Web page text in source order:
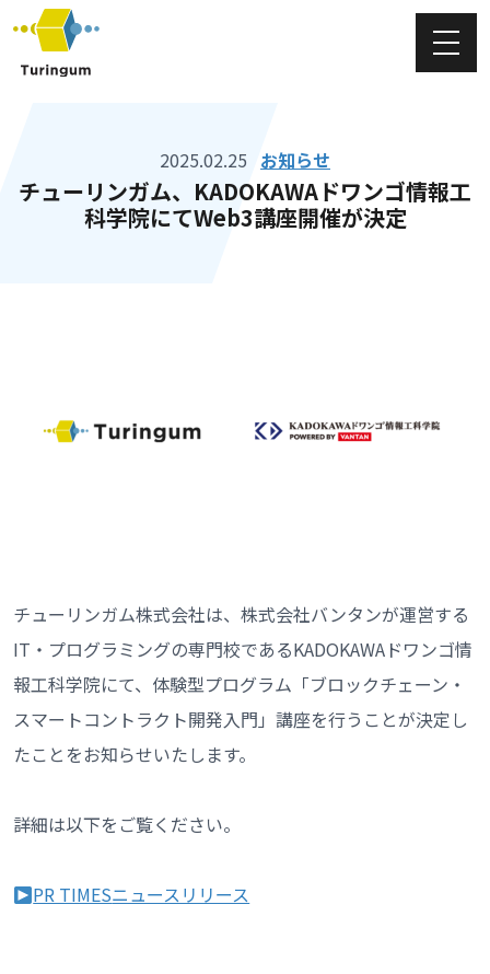
2025.02.25 お知らせ
チューリンガム、KADOKAWAドワンゴ情報工
科学院にてWeb3講座開催が決定
チューリンガム株式会社は、株式会社バンタンが運営する
IT・プログラミングの専門校であるKADOKAWAドワンゴ情
報工科学院にて、体験型プログラム「ブロックチェーン‧
スマートコントラクト開発入門」講座を行うことが決定し
たことをお知らせいたします。
詳細は以下をご覧ください。
PR TIMESニュースリリース